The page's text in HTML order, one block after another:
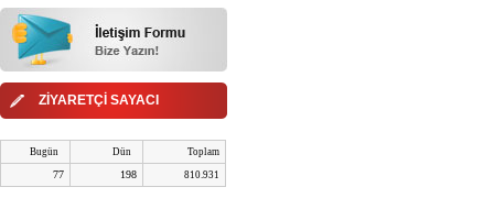
ZİYARETÇİ SAYACI
Bugün Dün Toplam
77 198 810.931